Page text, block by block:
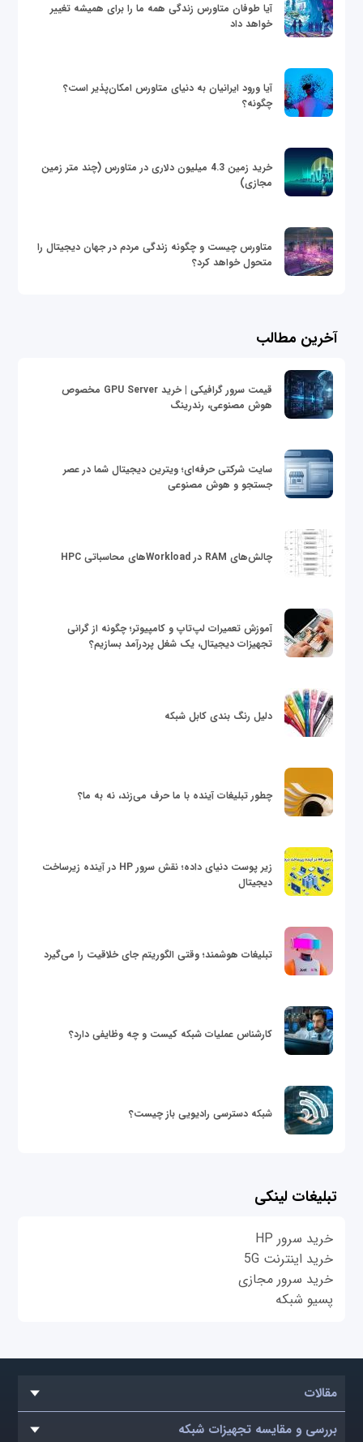
آیا طوفان متاورس زندگی همه ما را برای همیشه تغییر
خواهد داد
آیا ورود ایرانیان به دنیای متاورس امکان‌پذیر است؟
چگونه؟
خرید زمین 4.3 میلیون دلاری در متاورس (چند متر زمین
مجازی)
متاورس چیست و چگونه زندگی مردم در جهان دیجیتال را
متحول خواهد کرد؟
آخرین مطالب
قیمت سرور گرافیکی | خرید GPU Server مخصوص
هوش مصنوعی، رندرینگ
سایت شرکتی حرفه‌ای؛ ویترین دیجیتال شما در عصر
جستجو و هوش مصنوعی
چالش‌های RAM در Workloadهای محاسباتی HPC
آموزش تعمیرات لپ‌تاپ و کامپیوتر؛ چگونه از گرانی
تجهیزات دیجیتال، یک شغل پردرآمد بسازیم؟
دلیل رنگ بندی کابل شبکه
چطور تبلیغات آینده با ما حرف می‌زند، نه به ما؟
زیر پوست دنیای داده؛ نقش سرور HP در آینده زیرساخت
دیجیتال
تبلیغات هوشمند؛ وقتی الگوریتم جای خلاقیت را می‌گیرد
کارشناس عملیات شبکه کیست و چه وظایفی دارد؟
شبکه دسترسی رادیویی باز چیست؟
تبلیغات لینکی
خرید سرور HP
خرید اینترنت 5G
خرید سرور مجازی
پسیو شبکه
مقالات
بررسی و مقایسه تجهیزات شبکه